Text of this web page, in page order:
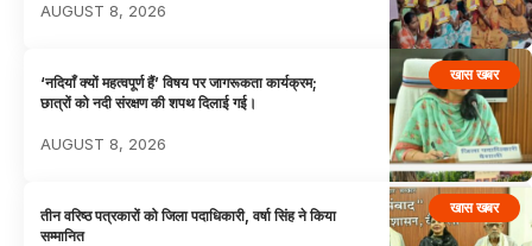
AUGUST 8, 2026
खास खबर
‘नदियाँ क्यों महत्वपूर्ण हैं’ विषय पर जागरूकता कार्यक्रम;
छात्रों को नदी संरक्षण की शपथ दिलाई गई।
AUGUST 8, 2026
खास खबर
तीन वरिष्ठ पत्रकारों को जिला पदाधिकारी, वर्षा सिंह ने किया
सम्मानित